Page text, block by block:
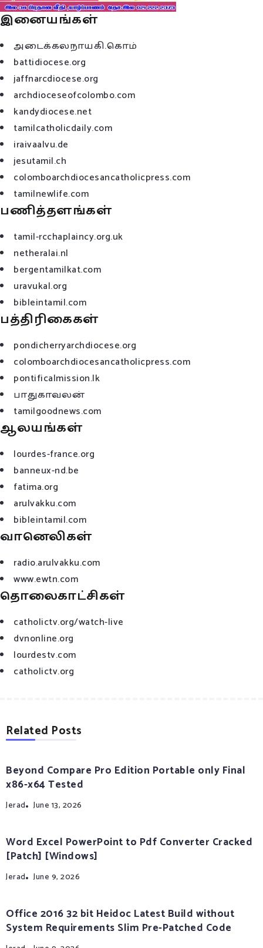
இனையங்கள்
அடைக்கலநாயகி.கொம்
battidiocese.org
jaffnarcdiocese.org
archdioceseofcolombo.com
kandydiocese.net
tamilcatholicdaily.com
iraivaalvu.de
jesutamil.ch
colomboarchdiocesancatholicpress.com
tamilnewlife.com
பணித்தளங்கள்
tamil-rcchaplaincy.org.uk
netheralai.nl
bergentamilkat.com
uravukal.org
bibleintamil.com
பத்திரிகைகள்
pondicherryarchdiocese.org
colomboarchdiocesancatholicpress.com
pontificalmission.lk
பாதுகாவலன்
tamilgoodnews.com
ஆலயங்கள்
lourdes-france.org
banneux-nd.be
fatima.org
arulvakku.com
bibleintamil.com
வானெலிகள்
radio.arulvakku.com
www.ewtn.com
தொலைகாட்சிகள்
catholictv.org/watch-live
dvnonline.org
lourdestv.com
catholictv.org
Related Posts
Beyond Compare Pro Edition Portable only Final
x86-x64 Tested
Jerad June 13, 2026
Word Excel PowerPoint to Pdf Converter Cracked
[Patch] [Windows]
Jerad June 9, 2026
Office 2016 32 bit Heidoc Latest Build without
System Requirements Slim Pre-Patched Code